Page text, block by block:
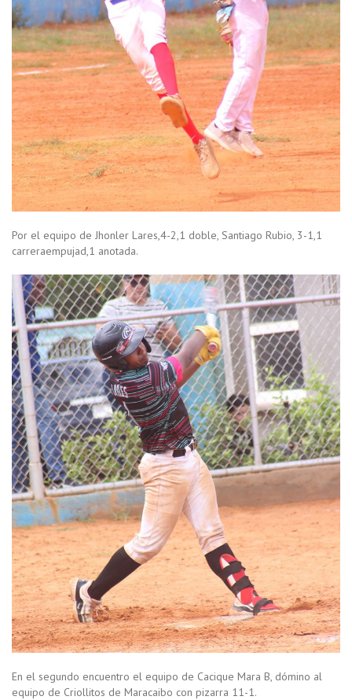
Por el equipo de Jhonler Lares,4-2,1 doble, Santiago Rubio, 3-1,1
carreraempujad,1 anotada.
En el segundo encuentro el equipo de Cacique Mara B, dómino al
equipo de Criollitos de Maracaibo con pizarra 11-1.